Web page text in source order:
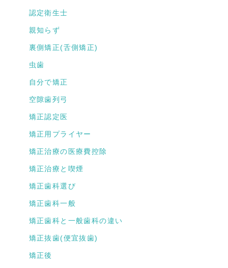
認定衛生士
親知らず
裏側矯正(舌側矯正)
虫歯
自分で矯正
空隙歯列弓
矯正認定医
矯正用プライヤー
矯正治療の医療費控除
矯正治療と喫煙
矯正歯科選び
矯正歯科一般
矯正歯科と一般歯科の違い
矯正抜歯(便宜抜歯)
矯正後